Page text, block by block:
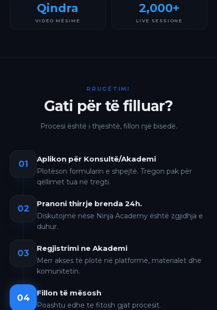
Qindra
VIDEO MËSIME
2,000+
LIVE SESSIONE
RRUGËTIMI
Gati për të filluar?
Procesi është i thjeshtë, fillon një bisedë.
01 Aplikon për Konsultë/Akademi
Plotëson formularin e shpejtë. Tregon pak për
qëllimet tua në tregti.
02 Pranoni thirrje brenda 24h.
Diskutojmë nëse Ninja Academy është zgjidhja e
duhur.
03 Regjistrimi ne Akademi
Merr akses të plotë në platformë, materialet dhe
komunitetin.
04 Fillon të mësosh
Poashtu edhe te fitosh gjat procesit.